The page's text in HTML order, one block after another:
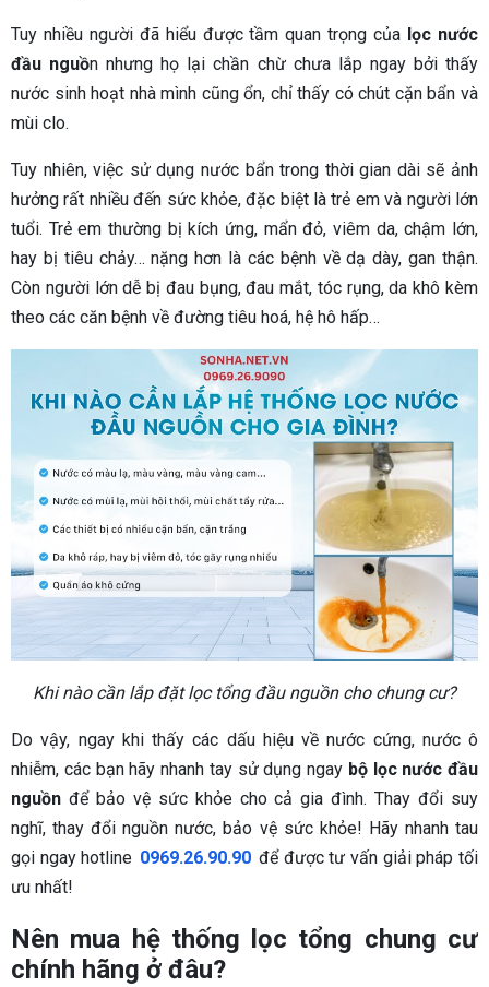
Tuy nhiều người đã hiểu được tầm quan trọng của lọc nước
đầu nguồn nhưng họ lại chần chừ chưa lắp ngay bởi thấy
nước sinh hoạt nhà mình cũng ổn, chỉ thấy có chút cặn bẩn và
mùi clo.
Tuy nhiên, việc sử dụng nước bẩn trong thời gian dài sẽ ảnh
hưởng rất nhiều đến sức khỏe, đặc biệt là trẻ em và người lớn
tuổi. Trẻ em thường bị kích ứng, mẩn đỏ, viêm da, chậm lớn,
hay bị tiêu chảy… nặng hơn là các bệnh về dạ dày, gan thận.
Còn người lớn dễ bị đau bụng, đau mắt, tóc rụng, da khô kèm
theo các căn bệnh về đường tiêu hoá, hệ hô hấp…
Khi nào cần lắp đặt lọc tổng đầu nguồn cho chung cư?
Do vậy, ngay khi thấy các dấu hiệu về nước cứng, nước ô
nhiễm, các bạn hãy nhanh tay sử dụng ngay bộ lọc nước đầu
nguồn để bảo vệ sức khỏe cho cả gia đình. Thay đổi suy
nghĩ, thay đổi nguồn nước, bảo vệ sức khỏe! Hãy nhanh tau
gọi ngay hotline 0969.26.90.90 để được tư vấn giải pháp tối
ưu nhất!
Nên mua hệ thống lọc tổng chung cư
chính hãng ở đâu?